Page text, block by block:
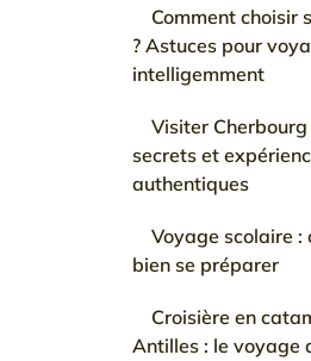
Comment choisir
? Astuces pour
intelligemment
Visiter
secrets et
authentiques
Voyage scolaire :
bien se préparer
Croisière en
Antilles : le voyage